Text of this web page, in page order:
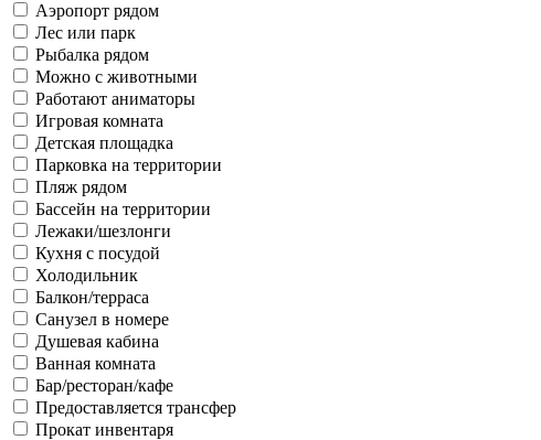
Аэропорт рядом
Лес или парк
Рыбалка рядом
Можно с животными
Работают аниматоры
Игровая комната
Детская площадка
Парковка на территории
Пляж рядом
Бассейн на территории
Лежаки/шезлонги
Кухня с посудой
Холодильник
Балкон/терраса
Санузел в номере
Душевая кабина
Ванная комната
Бар/ресторан/кафе
Предоставляется трансфер
Прокат инвентаря